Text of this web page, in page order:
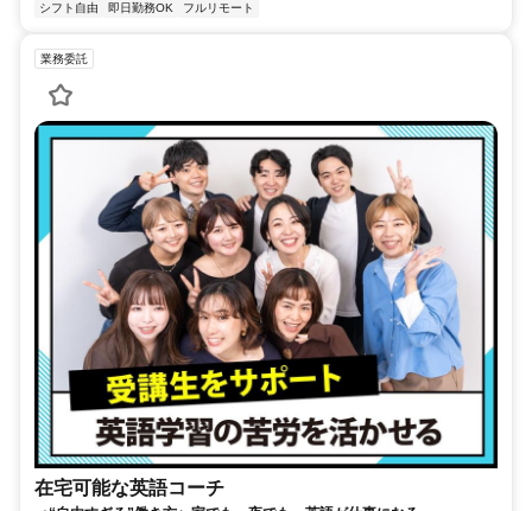
シフト自由 即日勤務OK フルリモート
業務委託
在宅可能な英語コーチ